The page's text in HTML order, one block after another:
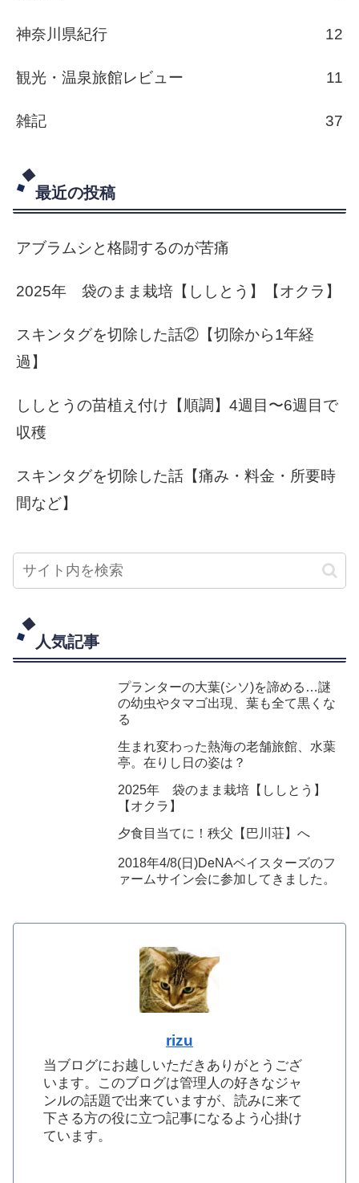
神奈川県紀行 12
観光・温泉旅館レビュー 11
雑記 37
最近の投稿
アブラムシと格闘するのが苦痛
2025年 袋のまま栽培【ししとう】【オクラ】
スキンタグを切除した話②【切除から1年経
過】
ししとうの苗植え付け【順調】4週目〜6週目で
収穫
スキンタグを切除した話【痛み・料金・所要時
間など】
人気記事
プランターの大葉(シソ)を諦める…謎
の幼虫やタマゴ出現、葉も全て黒くな
る
生まれ変わった熱海の老舗旅館、水葉
亭。在りし日の姿は？
2025年 袋のまま栽培【ししとう】
【オクラ】
夕食目当てに！秩父【巴川荘】へ
2018年4/8(日)DeNAベイスターズのフ
ァームサイン会に参加してきました。
rizu
当ブログにお越しいただきありがとうござ
います。このブログは管理人の好きなジャ
ンルの話題で出来ていますが、読みに来て
下さる方の役に立つ記事になるよう心掛け
ています。